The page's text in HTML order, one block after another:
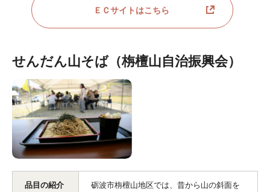
ＥＣサイトはこちら
せんだん山そば（栴檀山自治振興会）
品目の紹介
砺波市栴檀山地区では、昔から山の斜面を